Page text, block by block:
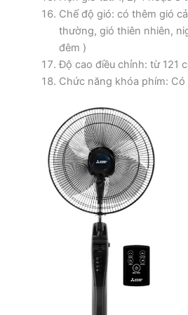
Chế độ gió: có thêm gió
thường, gió thiên nhiên,
đêm )
Độ cao điều chỉnh: từ 121
Chức năng khóa phím: Có